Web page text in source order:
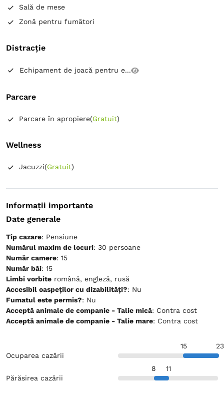
Sală de mese
Zonă pentru fumători
Distracție
Echipament de joacă pentru e...
Parcare
Parcare în apropiere(Gratuit)
Wellness
Jacuzzi(Gratuit)
Informații importante
Date generale
Tip cazare: Pensiune
Numărul maxim de locuri: 30 persoane
Număr camere: 15
Număr băi: 15
Limbi vorbite română, engleză, rusă
Accesibil oaspeților cu dizabilități?
: Nu
Fumatul este permis?
: Nu
Acceptă animale de companie - Talie mică
: Contra cost
Acceptă animale de companie - Talie mare
: Contra cost
Ocuparea cazării
15 23
Părăsirea cazării
8 11